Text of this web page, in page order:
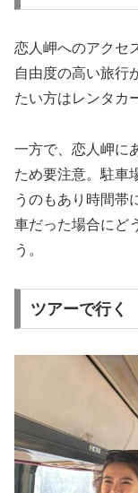
恋人岬へのアクセ
自由度の高い旅行
たい方はレンタカ
一方で、恋人岬に
ため要注意。駐車
うのもあり時間帯
車だった場合にど
う。
ツアーで行く